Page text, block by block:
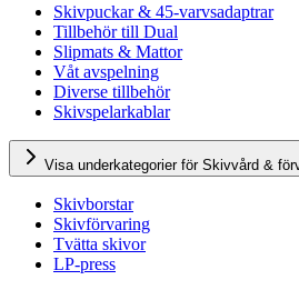
Skivpuckar & 45-varvsadaptrar
Tillbehör till Dual
Slipmats & Mattor
Våt avspelning
Diverse tillbehör
Skivspelarkablar
Visa underkategorier för Skivvård &
Skivborstar
Skivförvaring
Tvätta skivor
LP-press